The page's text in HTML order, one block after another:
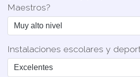
Maestros?
Instalaciones escolares y